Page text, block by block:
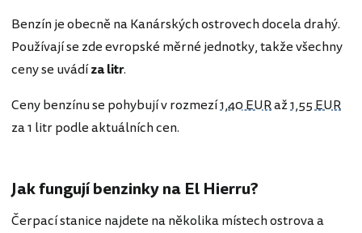
Benzín je obecně na Kanárských ostrovech docela drahý.
Používají se zde evropské měrné jednotky, takže všechny
ceny se uvádíza litr.
Ceny benzínu se pohybují v rozmezí1,40 EURaž1,55 EUR
za 1 litr podle aktuálních cen.
Jak fungují benzinky na El Hierru?
Čerpací stanice najdete na několika místech ostrova a